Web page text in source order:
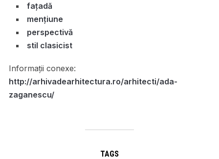
fațadă
mențiune
perspectivă
stil clasicist
Informații conexe:
http://arhivadearhitectura.ro/arhitecti/ada-
zaganescu/
TAGS